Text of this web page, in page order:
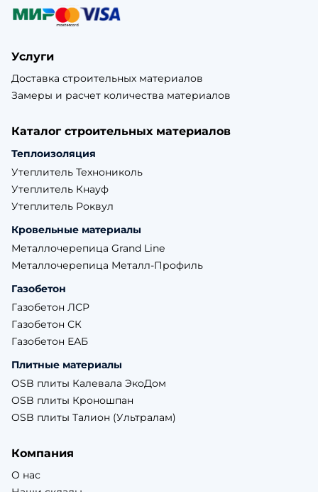
Услуги
Доставка строительных материалов
Замеры и расчет количества материалов
Каталог строительных материалов
Теплоизоляция
Утеплитель Технониколь
Утеплитель Кнауф
Утеплитель Роквул
Кровельные материалы
Металлочерепица Grand Line
Металлочерепица Металл-Профиль
Газобетон
Газобетон ЛСР
Газобетон СК
Газобетон ЕАБ
Плитные материалы
OSB плиты Калевала ЭкоДом
OSB плиты Кроношпан
OSB плиты Талион (Ультралам)
Компания
О нас